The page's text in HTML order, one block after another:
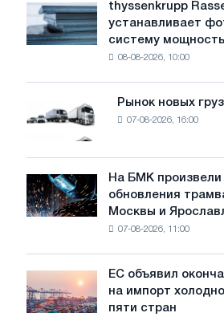
воды
угрожает
thyssenkrupp
Rasselstein
устанавливает
фотоэлектрическую
целей
обезуглероживания
thyssenkrupp
устанавливает
систему
08-08-2026, 10:00
Рынок
новых
грузовиков
в
июле
Рынок новых
07-08-2026, 16:00
На
БМК
произвели
трамвайных
путей
На БМК произвели
обновления
Москвы и
07-08-2026, 11:00
объявил
окончательные
ЕС объявил
на импорт
пяти стран